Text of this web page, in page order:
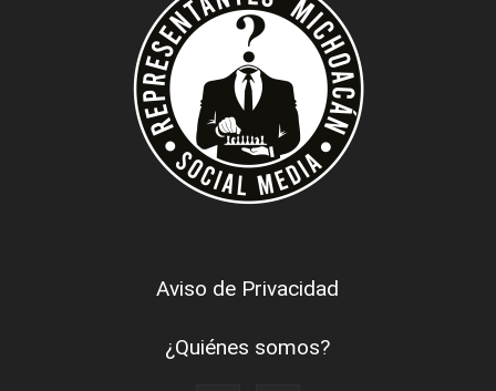
Aviso de Privacidad
¿Quiénes somos?